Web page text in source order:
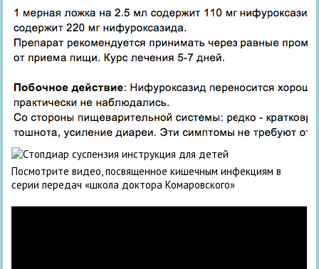
Посмотрите видео, посвященное кишечным инфекциям в
серии передач «школа доктора Комаровского»